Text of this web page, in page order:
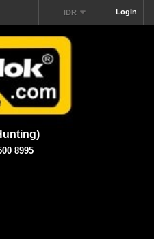
Login
IDR
8995